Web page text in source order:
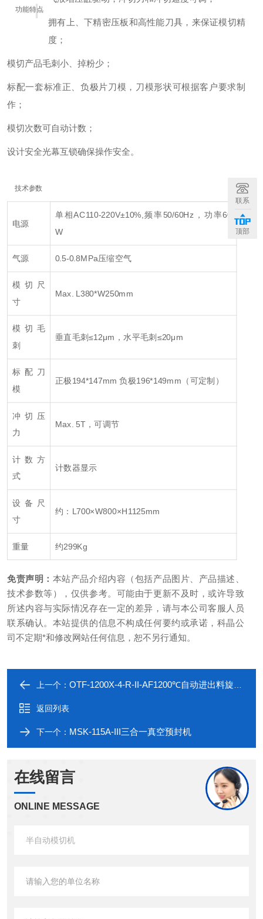
+
功能特点
拥有上、下精密压板和高性能刀具，来保证模切精
度；
模切产品毛刺小、掉粉少；
标配一套标准正、负极片刀模，刀模形状可根据客户要求制
作；
模切次数可自动计数；
设计安全光幕互锁确保操作安全。
技术参数
电源
单相AC110-220V±10%,频率50/60Hz，功率60
W
气源 0.5-0.8MPa压缩空气
模切尺
寸
Max. L380*W250mm
模切毛
刺
垂直毛刺≤12μm，水平毛刺≤20μm
标配刀
模
正极194*147mm 负极196*149mm（可定制）
冲切压
力
Max. 5T，可调节
计数方
式
计数器显示
设备尺
寸
约：L700×W800×H1125mm
重量 约299Kg
免责声明： 本站产品介绍内容（包括产品图片、产品描述、
技术参数等），仅供参考。可能由于更新不及时，或许导致
所述内容与实际情况存在一定的差异，请与本公司客服人员
联系确认。本站提供的信息不构成任何要约或承诺，科晶公
司不定期*和修改网站任何信息，恕不另行通知。
上一个： OTF-1200X-4-R-II-AF1200℃自动进出料旋转炉
返回列表
下一个： MSK-115A-III三合一真空预封机
在线留言
ONLINE MESSAGE
联系
顶部